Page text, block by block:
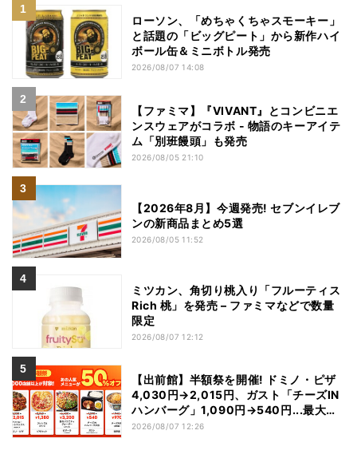
ローソン、「めちゃくちゃスモーキー」
と話題の「ビッグピート」から新作ハイ
ボール缶＆ミニボトル発売
2026/08/07 14:08
【ファミマ】『VIVANT』とコンビニエ
ンスウェアがコラボ - 物語のキーアイテ
ム「別班饅頭」も発売
2026/08/05 21:10
【2026年8月】今週発売! セブンイレブ
ンの新商品まとめ5選
2026/08/05 11:52
ミツカン、角切り桃入り「フルーティス
Rich 桃」を発売 – ファミマなどで数量
限定
2026/08/07 12:12
【出前館】半額祭を開催! ドミノ・ピザ
4,030円→2,015円、ガスト「チーズIN
ハンバーグ」1,090円→540円...最大
1,500円OFFの「リピ得クーポン」も配
2026/08/07 12:26